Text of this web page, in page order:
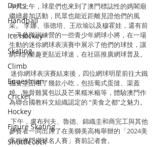
Darts
Handball
Ice Hockey
Skating
Climb
Equestrian
Cricket
Hockey
Figure Skating
Shuttlecock
今天上午，球星們也來到了澳門標誌性的媽閣廟
繼續參加活動，民眾也能近距離見證他們的風
采。 李娜、張德培、王欣瑜以及穆霍娃，還有前
一天參與訓練營的一些青少年網球小將，在一場
生動的迷你網球表演賽中展示了他們的球技，讓
網球的樂趣更貼近球迷，在社區推廣網球普及。
迷你網球表演賽結束後，四位網球明星前往大鐵
棚食堂品嚐了幾款小吃，包括葡式蛋撻、渠蓋
燒、無骨雞翼包以及芒果糯米糍等，體驗澳門作
為聯合國教科文組織認定的 “美食之都”之魅力。
下午，盧布列夫、魯德、錦織圭和商完工與其他
參賽者一同出席了在美獅美高梅舉辦的「2024美
高梅澳門網球名人賽」賽前記者會。